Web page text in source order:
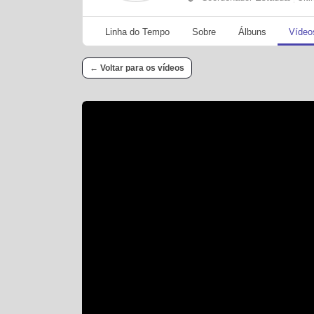
Linha do Tempo Sobre Álbuns
← Voltar para os vídeos